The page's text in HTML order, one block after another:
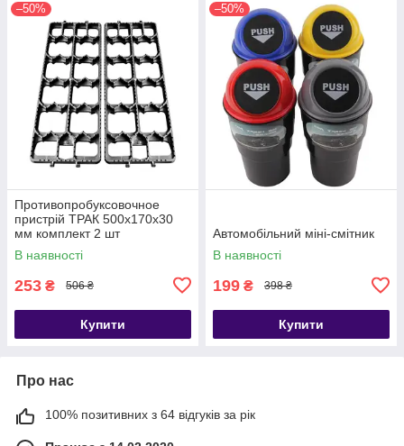
–50%
Противопробуксовочное
пристрій ТРАК 500х170х30
мм комплект 2 шт
В наявності
253 ₴ 506 ₴
Купити
–50%
Автомобільний міні-смітник
В наявності
199 ₴ 398 ₴
Купити
Про нас
100% позитивних з 64 відгуків за рік